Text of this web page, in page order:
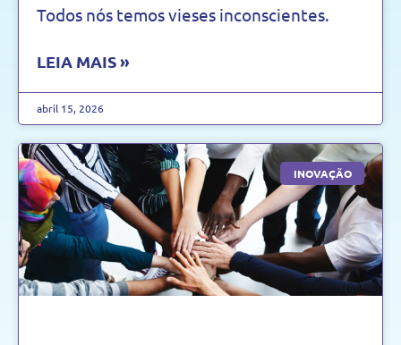
Todos nós temos vieses inconscientes.
LEIA MAIS »
abril 15, 2026
INOVAÇÃO